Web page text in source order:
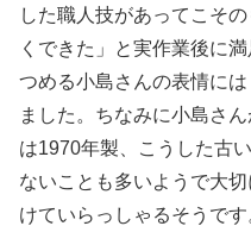
した職人技があってこそ
くできた」と実作業後に
つめる小島さんの表情に
ました。ちなみに小島さ
は1970年製、こうした古
ないことも多いようで大
けていらっしゃるそうです